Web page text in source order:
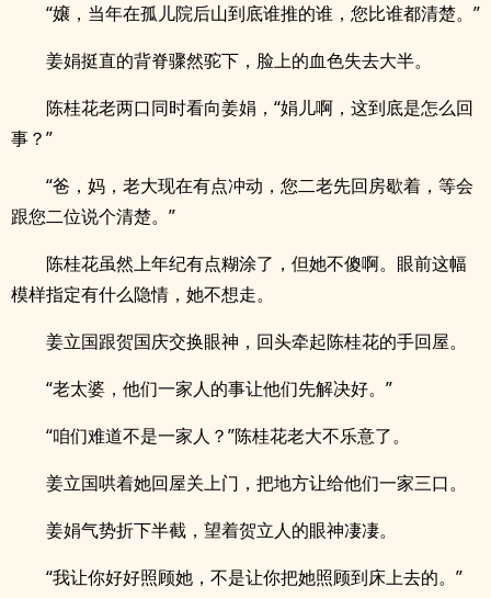
“嬢，当年在孤儿院后山到底谁推的谁，您比谁都清楚。”
姜娟挺直的背脊骤然驼下，脸上的血色失去大半。
陈桂花老两口同时看向姜娟，“娟儿啊，这到底是怎么回
事？”
“爸，妈，老大现在有点冲动，您二老先回房歇着，等会
跟您二位说个清楚。”
陈桂花虽然上年纪有点糊涂了，但她不傻啊。眼前这幅
模样指定有什么隐情，她不想走。
姜立国跟贺国庆交换眼神，回头牵起陈桂花的手回屋。
“老太婆，他们一家人的事让他们先解决好。”
“咱们难道不是一家人？”陈桂花老大不乐意了。
姜立国哄着她回屋关上门，把地方让给他们一家三口。
姜娟气势折下半截，望着贺立人的眼神凄凄。
“我让你好好照顾她，不是让你把她照顾到床上去的。”